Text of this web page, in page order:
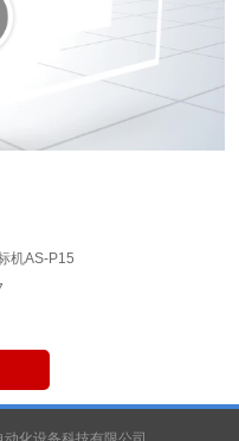
机AS-P15